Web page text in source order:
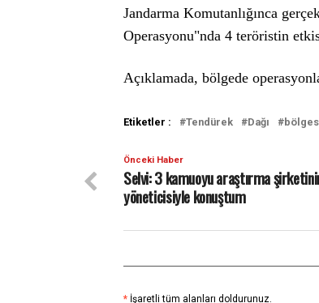
Jandarma Komutanlığınca
Operasyonu"nda 4 teröristin
Açıklamada, bölgede
Etiketler : Tendürek Dağı
Önceki Haber
Selvi: 3 kamuoyu araştırma
yöneticisiyle konuştum
* İşaretli tüm alanları doldurunuz.